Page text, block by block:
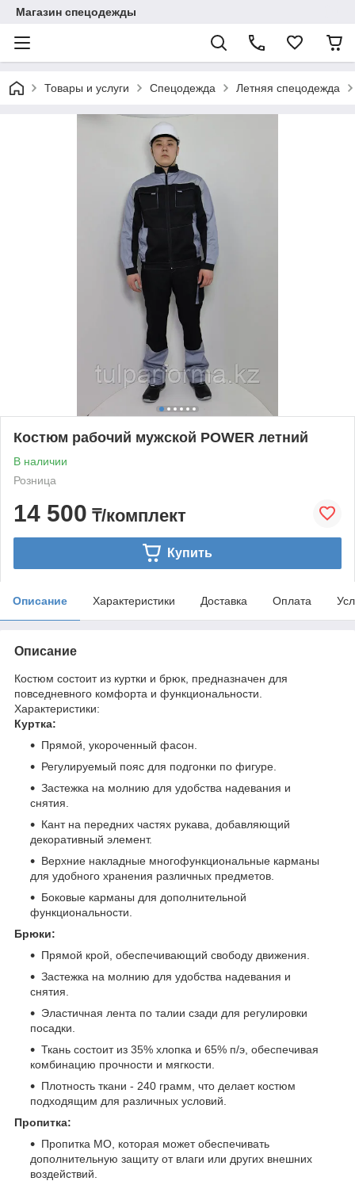
Магазин спецодежды
Товары и услуги Спецодежда Летняя спецодежда
Костюм рабочий мужской POWER летний
В наличии
Розница
14 500 ₸/комплект
Купить
Описание Характеристики Доставка Оплата
Описание
Костюм состоит из куртки и брюк, предназначен для
повседневного комфорта и функциональности.
Характеристики:
Куртка:
Прямой, укороченный фасон.
Регулируемый пояс для подгонки по фигуре.
Застежка на молнию для удобства надевания и
снятия.
Кант на передних частях рукава, добавляющий
декоративный элемент.
Верхние накладные многофункциональные карманы
для удобного хранения различных предметов.
Боковые карманы для дополнительной
функциональности.
Брюки:
Прямой крой, обеспечивающий свободу движения.
Застежка на молнию для удобства надевания и
снятия.
Эластичная лента по талии сзади для регулировки
посадки.
Ткань состоит из 35% хлопка и 65% п/э, обеспечивая
комбинацию прочности и мягкости.
Плотность ткани - 240 грамм, что делает костюм
подходящим для различных условий.
Пропитка:
Пропитка МО, которая может обеспечивать
дополнительную защиту от влаги или других внешних
воздействий.